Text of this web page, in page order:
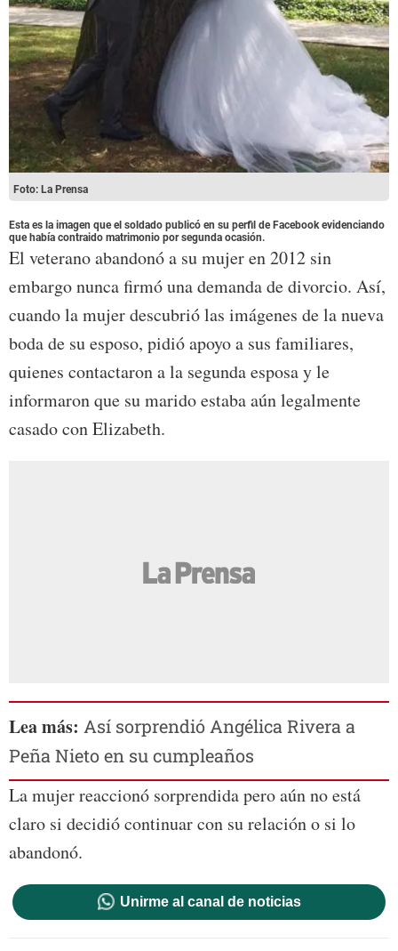
Foto: La Prensa
Esta es la imagen que el soldado publicó en su perfil de Facebook evidenciando
que había contraido matrimonio por segunda ocasión.
El veterano abandonó a su mujer en 2012 sin
embargo nunca firmó una demanda de divorcio. Así,
cuando la mujer descubrió las imágenes de la nueva
boda de su esposo, pidió apoyo a sus familiares,
quienes contactaron a la segunda esposa y le
informaron que su marido estaba aún legalmente
casado con Elizabeth.
Lea más: Así sorprendió Angélica Rivera a
Peña Nieto en su cumpleaños
La mujer reaccionó sorprendida pero aún no está
claro si decidió continuar con su relación o si lo
abandonó.
Unirme al canal de noticias